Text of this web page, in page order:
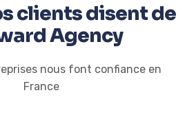
clients disent de
Agency
nous font confiance en
France